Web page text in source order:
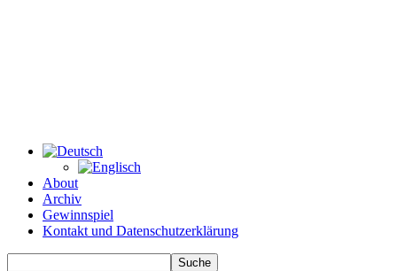
About
Archiv
Gewinnspiel
Kontakt und Datenschutzerklärung